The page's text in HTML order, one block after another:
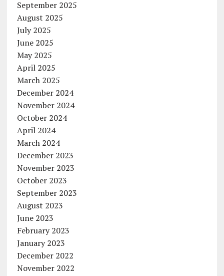
September 2025
August 2025
July 2025
June 2025
May 2025
April 2025
March 2025
December 2024
November 2024
October 2024
April 2024
March 2024
December 2023
November 2023
October 2023
September 2023
August 2023
June 2023
February 2023
January 2023
December 2022
November 2022